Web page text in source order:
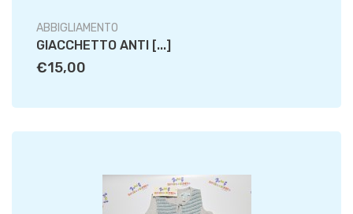
ABBIGLIAMENTO
GIACCHETTO ANTI [...]
€15,00